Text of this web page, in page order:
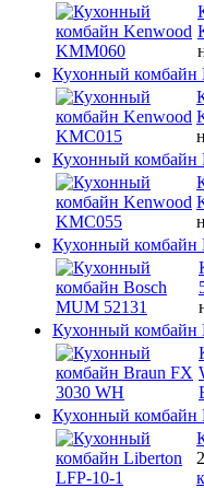
Кухонный комбайн
Кухонный комбайн
Кухонный комбайн
Кухонный комбайн
Кухонный комбайн